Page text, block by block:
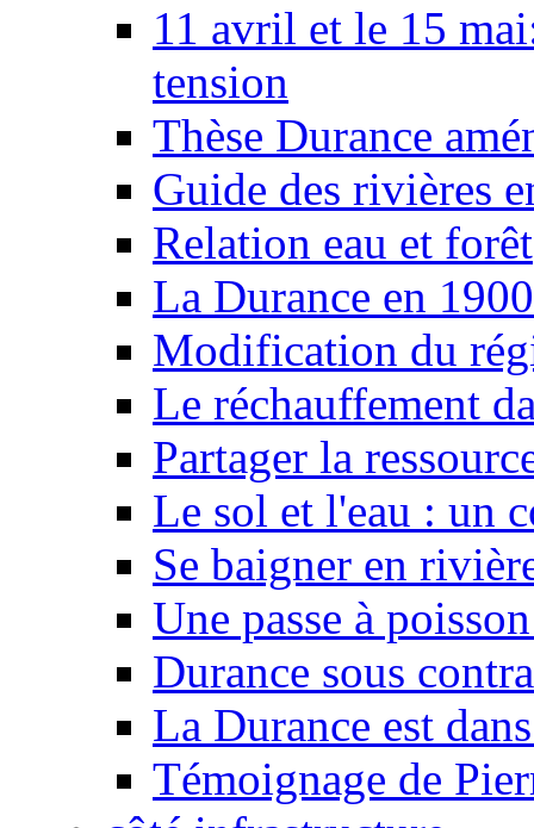
11 avril et le 15
tension
Thèse Durance
Guide des rivières
Relation eau et forêt
La Durance en 1900
Modification du
Le réchauffement
Partager la
Le sol et l'eau : un
Se baigner en
Une passe à
Durance sous
La Durance est
Témoignage de